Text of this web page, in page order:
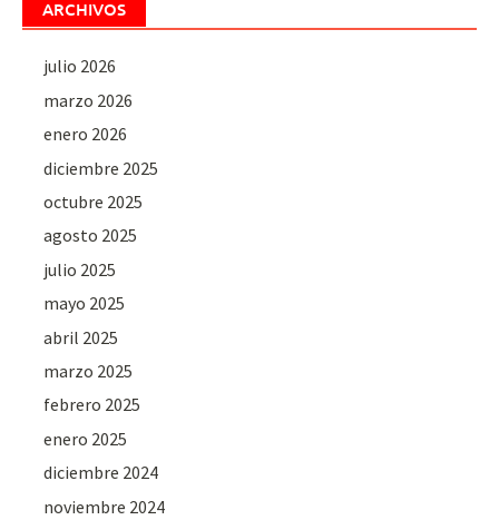
ARCHIVOS
julio 2026
marzo 2026
enero 2026
diciembre 2025
octubre 2025
agosto 2025
julio 2025
mayo 2025
abril 2025
marzo 2025
febrero 2025
enero 2025
diciembre 2024
noviembre 2024